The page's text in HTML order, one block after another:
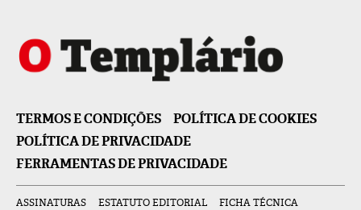
TERMOS E CONDIÇÕES
POLÍTICA DE COOKIES
POLÍTICA DE PRIVACIDADE
FERRAMENTAS DE PRIVACIDADE
ASSINATURAS ESTATUTO EDITORIAL
FICHA TÉCNICA